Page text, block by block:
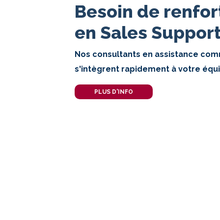
Besoin de
en Sales
Nos consultants en assistance
s'intègrent rapidement à votre
PLUS D'INFO